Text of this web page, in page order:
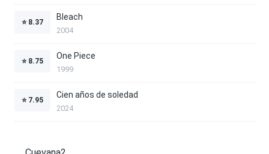
⭐ 8.37
Bleach
2004
⭐ 8.75
One Piece
1999
⭐ 7.95
Cien años de soledad
2024